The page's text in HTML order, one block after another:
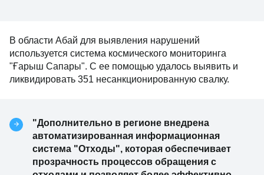
В области Абай для выявления нарушений
используется система космического мониторинга
"Ғарыш Сапары". С ее помощью удалось выявить и
ликвидировать 351 несанкционированную свалку.
"Дополнительно в регионе внедрена
автоматизированная информационная
система "Отходы", которая обеспечивает
прозрачность процессов обращения с